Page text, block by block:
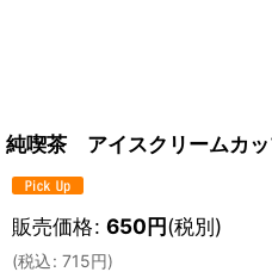
純喫茶 アイスクリームカ
販売価格: 650円(税別)
(税込: 715円)